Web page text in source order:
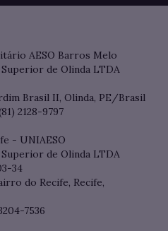
AESO Barros Melo
Superior de Olinda LTDA
Brasil II, Olinda, PE/Brasil
2128-9797
- UNIAESO
Superior de Olinda LTDA
34
do Recife, Recife,
7536